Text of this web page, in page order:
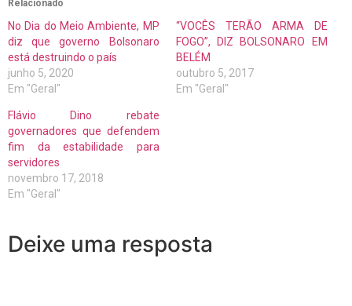
Relacionado
No Dia do Meio Ambiente, MP
diz que governo Bolsonaro
está destruindo o país
junho 5, 2020
Em "Geral"
“VOCÊS TERÃO ARMA DE
FOGO”, DIZ BOLSONARO EM
BELÉM
outubro 5, 2017
Em "Geral"
Flávio Dino rebate
governadores que defendem
fim da estabilidade para
servidores
novembro 17, 2018
Em "Geral"
Deixe uma resposta